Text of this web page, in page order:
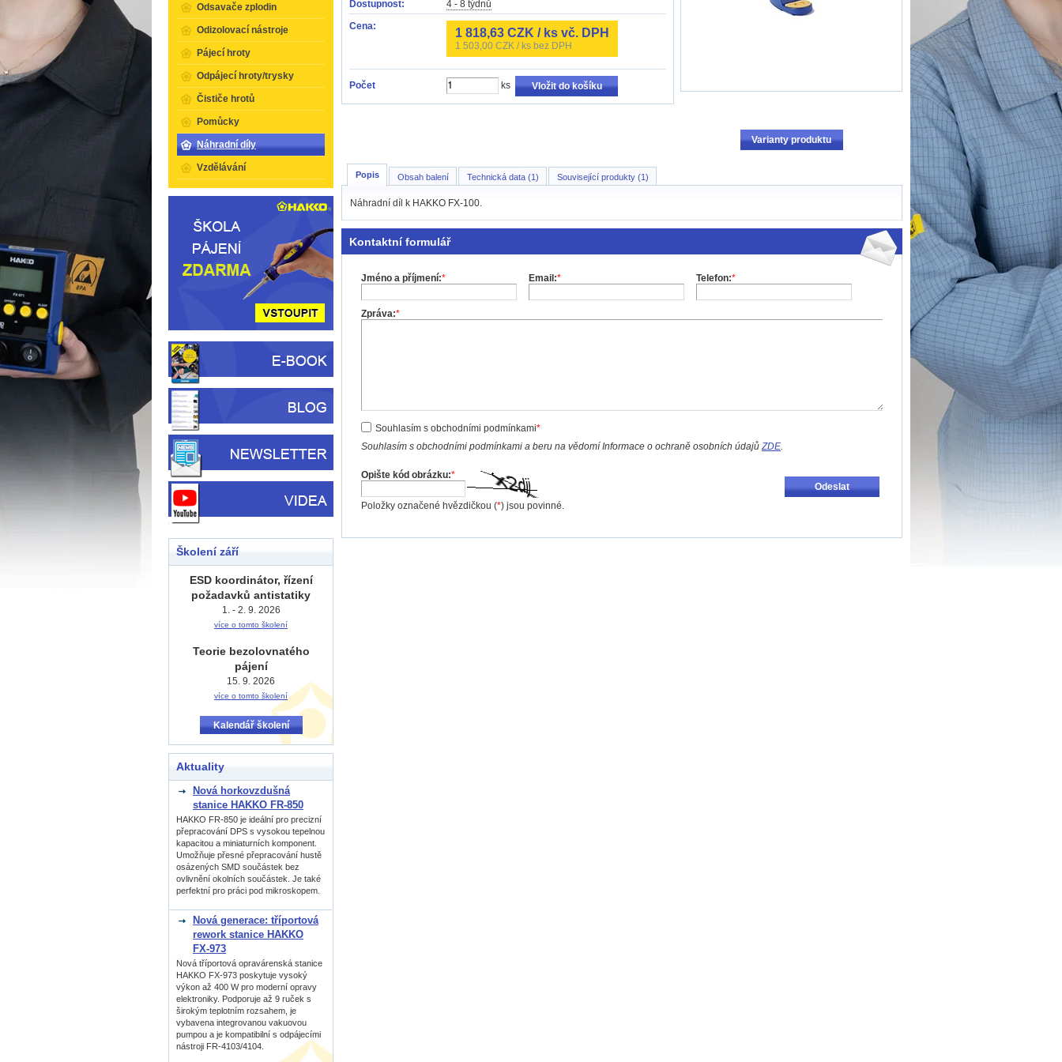
Dostupnost:
4 - 8 týdnů
Cena:
1 818,63 CZK / ks vč. DPH
1 503,00 CZK / ks bez DPH
Počet ks Vložit do košíku
Varianty produktu
Popis Obsah balení Technická data (1) Související produkty (1)
Náhradní díl k HAKKO FX-100.
Kontaktní formulář
Jméno a příjmení:* Email:* Telefon:*
Zpráva:*
Souhlasím s obchodními podmínkami*
Souhlasím s obchodními podmínkami a beru na vědomí Informace o ochraně osobních údajů ZDE
Opište kód obrázku:*
Položky označené hvězdičkou (*) jsou povinné.
Odeslat
Odsavače zplodin
Odizolovací nástroje
Pájecí hroty
Odpájecí hroty/trysky
Čističe hrotů
Pomůcky
Náhradní díly
Vzdělávání
Školení září
ESD koordinátor, řízení
požadavků antistatiky
1. - 2. 9. 2026
více o tomto školení
Teorie bezolovnatého
pájení
15. 9. 2026
více o tomto školení
Kalendář školení
Aktuality
Nová horkovzdušná
stanice HAKKO FR-850
HAKKO FR-850 je ideální pro precizní
přepracování DPS s vysokou tepelnou
kapacitou a miniaturních komponent.
Umožňuje přesné přepracování hustě
osázených SMD součástek bez
ovlivnění okolních součástek. Je také
perfektní pro práci pod mikroskopem.
Nová generace: tříportová
rework stanice HAKKO
FX-973
Nová tříportová opravárenská stanice
HAKKO FX-973 poskytuje vysoký
výkon až 400 W pro moderní opravy
elektroniky. Podporuje až 9 ruček s
širokým teplotním rozsahem, je
vybavena integrovanou vakuovou
pumpou a je kompatibilní s odpájecími
nástroji FR-4103/4104.